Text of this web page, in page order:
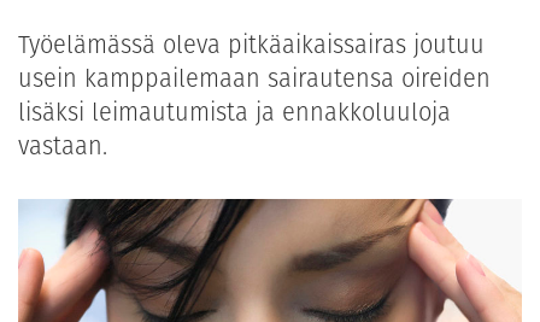
Työelämässä oleva pitkäaikaissairas joutuu
usein kamppailemaan sairautensa oireiden
lisäksi leimautumista ja ennakkoluuloja
vastaan.